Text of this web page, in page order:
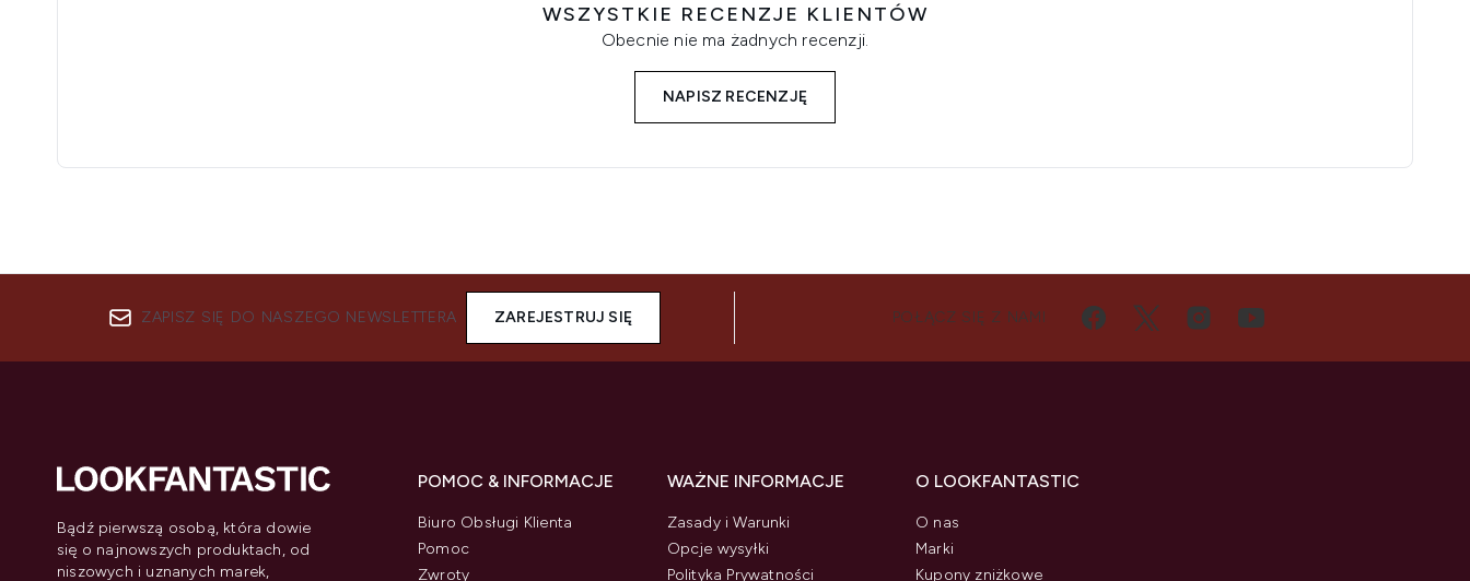
WSZYSTKIE RECENZJE KLIENTÓW
Obecnie nie ma żadnych recenzji.
NAPISZ RECENZJĘ
ZAPISZ SIĘ DO NASZEGO NEWSLETTERA ZAREJESTRUJ SIĘ POŁĄCZ SIĘ Z NAMI
Bądź pierwszą osobą, która dowie
się o najnowszych produktach, od
niszowych i uznanych marek,
POMOC & INFORMACJE
Biuro Obsługi Klienta
Pomoc
Zwroty
WAŻNE INFORMACJE
Zasady i Warunki
Opcje wysyłki
Polityka Prywatności
O LOOKFANTASTIC
O nas
Marki
Kupony zniżkowe